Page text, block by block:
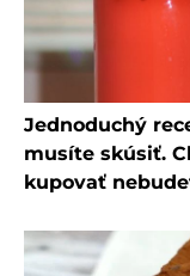
Jednoduchý
musíte skúsiť.
kupovať